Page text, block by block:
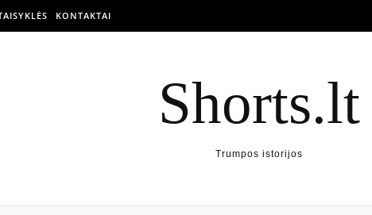
KONTAKTAI
Shorts.lt
Trumpos istorijos